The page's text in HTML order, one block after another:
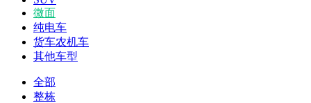
微面
纯电车
货车农机车
其他车型
全部
整栋